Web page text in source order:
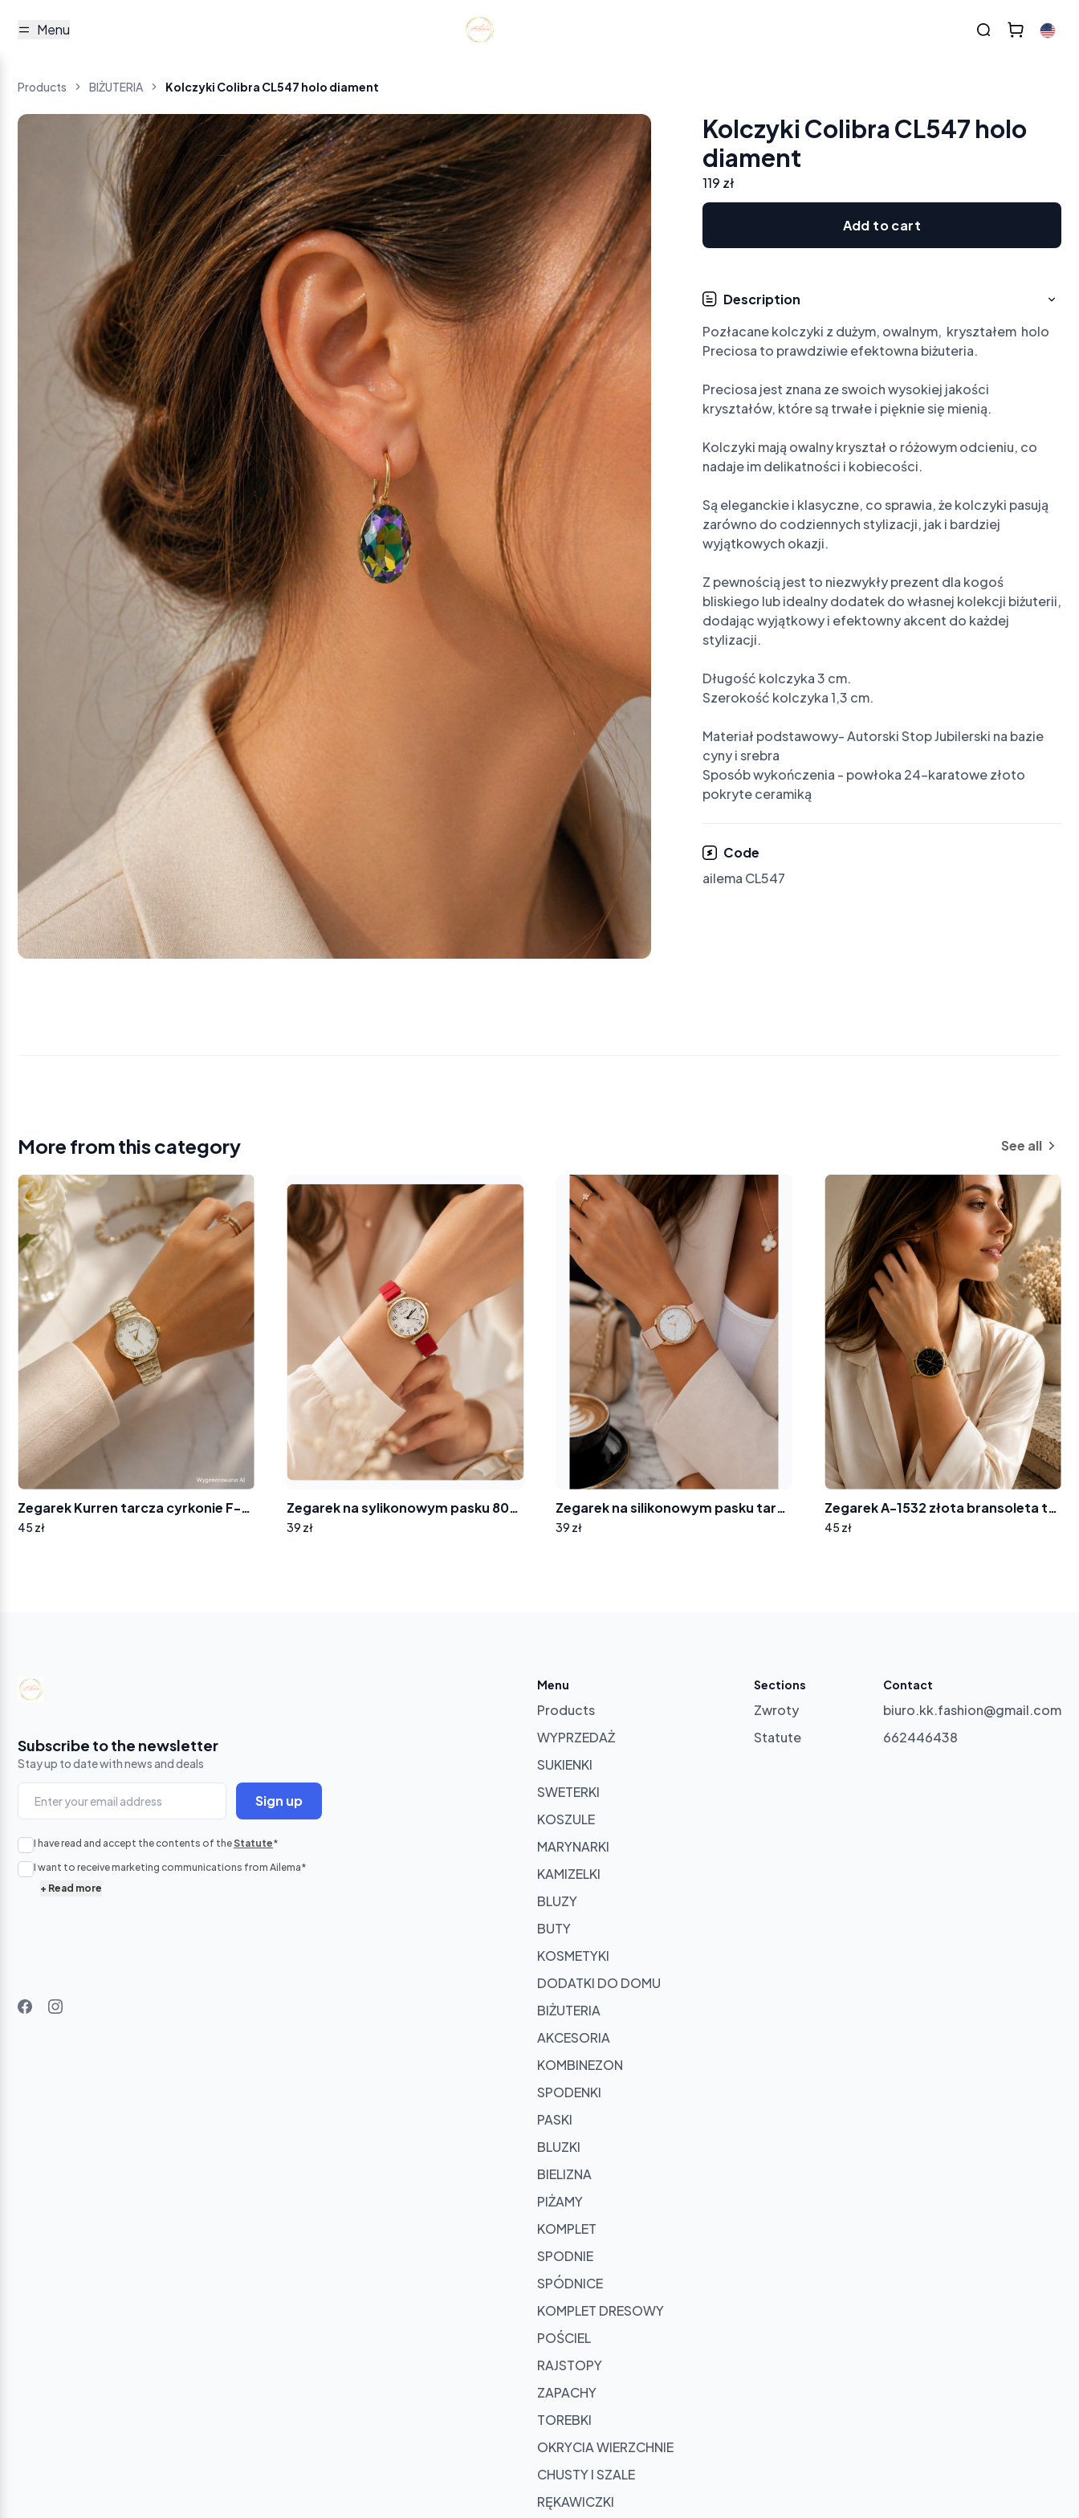
Menu
Products BIŻUTERIA Kolczyki Colibra CL547 holo diament
Kolczyki Colibra CL547 holo
diament
119 zł
Add to cart
Description
Pozłacane kolczyki z dużym, owalnym,  kryształem  holo
Preciosa to prawdziwie efektowna biżuteria.
Preciosa jest znana ze swoich wysokiej jakości
kryształów, które są trwałe i pięknie się mienią.
Kolczyki mają owalny kryształ o różowym odcieniu, co
nadaje im delikatności i kobiecości.
Są eleganckie i klasyczne, co sprawia, że kolczyki pasują
zarówno do codziennych stylizacji, jak i bardziej
wyjątkowych okazji.
Z pewnością jest to niezwykły prezent dla kogoś
bliskiego lub idealny dodatek do własnej kolekcji biżuterii,
dodając wyjątkowy i efektowny akcent do każdej
stylizacji.
Długość kolczyka 3 cm.
Szerokość kolczyka 1,3 cm.
Materiał podstawowy- Autorski Stop Jubilerski na bazie
cyny i srebra
Sposób wykończenia - powłoka 24-karatowe złoto
pokryte ceramiką
Code
ailema CL547
More from this category See all
Zegarek Kurren tarcza cyrkonie F-7721
45 zł
Zegarek na sylikonowym pasku 8004 tarcza cyferki cyrkonie
39 zł
Zegarek na silikonowym pasku tarcza z cyrkoniami 8012
39 zł
Zegarek A-1532 złota bransoleta tarcza wskazówki
45 zł
Subscribe to the newsletter
Stay up to date with news and deals
Sign up
I have read and accept the contents of the Statute*
I want to receive marketing communications from Ailema*
+ Read more
Menu
Products
WYPRZEDAŻ
SUKIENKI
SWETERKI
KOSZULE
MARYNARKI
KAMIZELKI
BLUZY
BUTY
KOSMETYKI
DODATKI DO DOMU
BIŻUTERIA
AKCESORIA
KOMBINEZON
SPODENKI
PASKI
BLUZKI
BIELIZNA
PIŻAMY
KOMPLET
SPODNIE
SPÓDNICE
KOMPLET DRESOWY
POŚCIEL
RAJSTOPY
ZAPACHY
TOREBKI
OKRYCIA WIERZCHNIE
CHUSTY I SZALE
RĘKAWICZKI
Sections
Zwroty
Statute
Contact
biuro.kk.fashion@gmail.com
662446438